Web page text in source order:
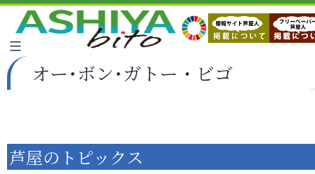
オー･ボン･ガトー・ビゴ
芦屋のトピックス